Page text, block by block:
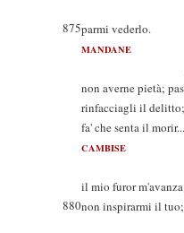
Sì; l'ho
875parmi vederlo.
MANDANE
Ah
non averne pietà;
rinfacciagli il delitto;
fa' che senta il morir...
CAMBISE
Non
il mio furor
880non inspirarmi il